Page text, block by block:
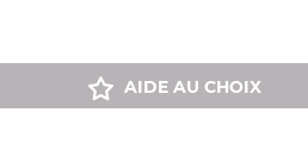
AIDE AU CHOIX